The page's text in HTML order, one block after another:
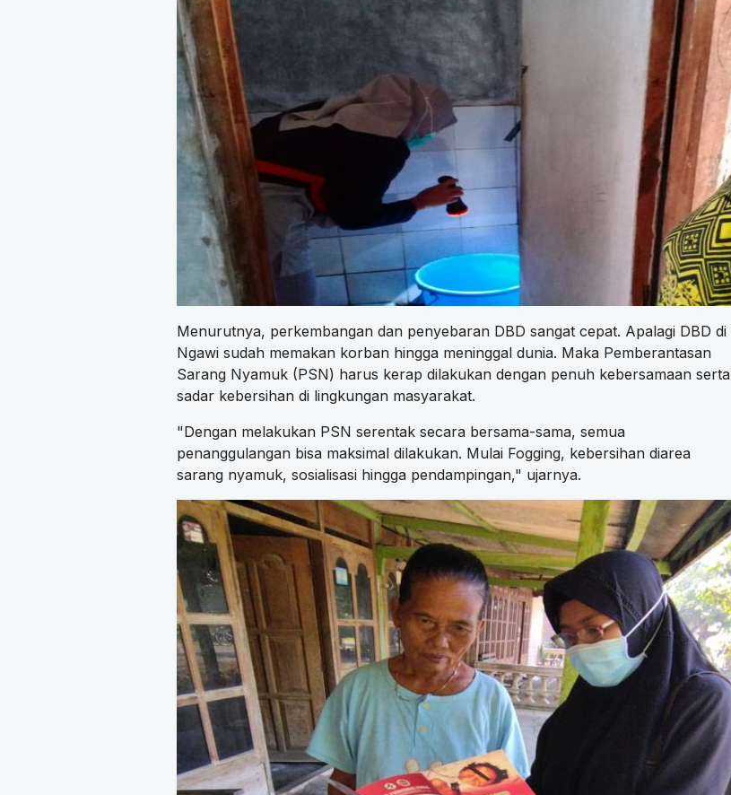
Menurutnya, perkembangan dan penyebaran DBD sangat cepat. Apalagi DBD di
Ngawi sudah memakan korban hingga meninggal dunia. Maka Pemberantasan
Sarang Nyamuk (PSN) harus kerap dilakukan dengan penuh kebersamaan serta
sadar kebersihan di lingkungan masyarakat.
"Dengan melakukan PSN serentak secara bersama-sama, semua
penanggulangan bisa maksimal dilakukan. Mulai Fogging, kebersihan diarea
sarang nyamuk, sosialisasi hingga pendampingan," ujarnya.